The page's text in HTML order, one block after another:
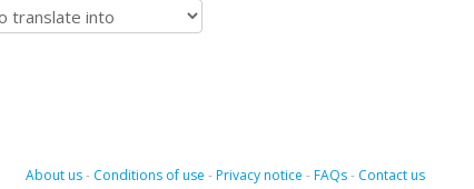
About us- Conditions of use -Privacy notice -FAQs- Contact us